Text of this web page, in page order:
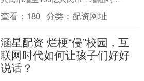
414838%。....
查看： 180 分类：配资网址
涵星配资 烂梗“侵”校园，互
联网时代如何让孩子们好好
说话？